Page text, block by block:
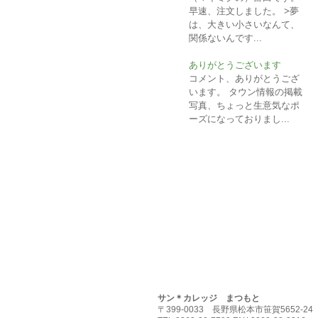
早速、注文しました。 >夢
は、大きい小さいなんて、
関係ないんです...
ありがとうございます
コメント、ありがとうござ
います。 タウン情報の掲載
写真、ちょっと生意気なポ
ーズになっておりまし...
サン＊カレッジ まつもと
〒399-0033 長野県松本市笹賀5652-24